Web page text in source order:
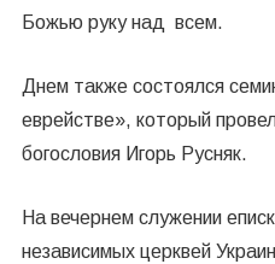
Божью руку над всем.
Днем также состоялся
еврействе», который
богословия Игорь Русняк.
На вечернем служении
независимых церквей